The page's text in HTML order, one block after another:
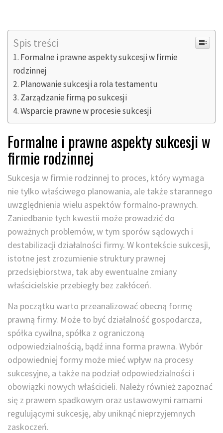
Spis treści
Formalne i prawne aspekty sukcesji w firmie
rodzinnej
Planowanie sukcesji a rola testamentu
Zarządzanie firmą po sukcesji
Wsparcie prawne w procesie sukcesji
Formalne i prawne aspekty sukcesji w
firmie rodzinnej
Sukcesja w firmie rodzinnej to proces, który wymaga
nie tylko właściwego planowania, ale także starannego
uwzględnienia wielu aspektów formalno-prawnych.
Zaniedbanie tych kwestii może prowadzić do
poważnych problemów, w tym sporów sądowych i
destabilizacji działalności firmy. W kontekście sukcesji,
istotne jest zrozumienie struktury prawnej
przedsiębiorstwa, tak aby ewentualne zmiany
właścicielskie przebiegły bez zakłóceń.
Na początku warto przeanalizować obecną formę
prawną firmy. Może to być działalność gospodarcza,
spółka cywilna, spółka z ograniczoną
odpowiedzialnością, bądź inna forma prawna. Wybór
odpowiedniej formy może mieć wpływ na procesy
sukcesyjne, a także na podział odpowiedzialności i
obowiązki nowych właścicieli. Należy również zapoznać
się z prawem spadkowym oraz ustawowymi ramami
regulującymi sukcesję, aby uniknąć nieprzyjemnych
zaskoczeń.